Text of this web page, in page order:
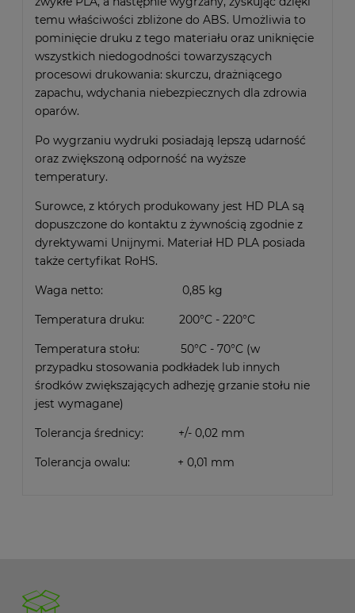
temu właściwości zbliżone do ABS. Umożliwia to
pominięcie druku z tego materiału oraz uniknięcie
wszystkich niedogodności towarzyszących
procesowi drukowania: skurczu, drażniącego
zapachu, wdychania niebezpiecznych dla zdrowia
oparów.
Po wygrzaniu wydruki posiadają lepszą udarność
oraz zwiększoną odporność na wyższe
temperatury.
Surowce, z których produkowany jest HD PLA są
dopuszczone do kontaktu z żywnością zgodnie z
dyrektywami Unijnymi. Materiał HD PLA posiada
także certyfikat RoHS.
Waga netto: 0,85 kg
Temperatura druku: 200°C - 220°C
Temperatura stołu: 50°C - 70°C (w
przypadku stosowania podkładek lub innych
środków zwiększających adhezję grzanie stołu nie
jest wymagane)
Tolerancja średnicy: +/- 0,02 mm
Tolerancja owalu: + 0,01 mm